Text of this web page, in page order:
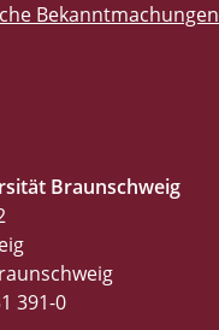
Bekanntmachungen
Braunschweig
391-0